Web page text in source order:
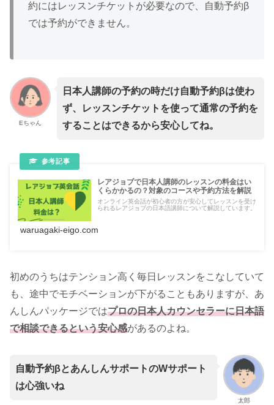
約にはレッスンチケットが必要なので、自動予約β
では予約ができません。
Eちゃん
日本人講師の予約の時だけ自動予約βは使わ
ず、レッスンチケットを使って通常の予約を
することはできるから安心してね。
レアジョブで日本人講師のレッスンの料金はい
くらかかるの？対象のコースや予約方法を解説
オンライン英会話が初心者の方が安心してレッスンを受け
られるレアジョブの日本語講師について解説しています。
waruagaki-eigo.com
初めのうちはテンション高く毎日レッスンをこなしていて
も、途中でモチベーションが下がることもありますが、あ
んしんパッケージではプロの日本人カウンセラーに日本語
で相談できるという安心感があるのよね。
太郎
自動予約βとあんしんサポートのWサポート
は心強いね